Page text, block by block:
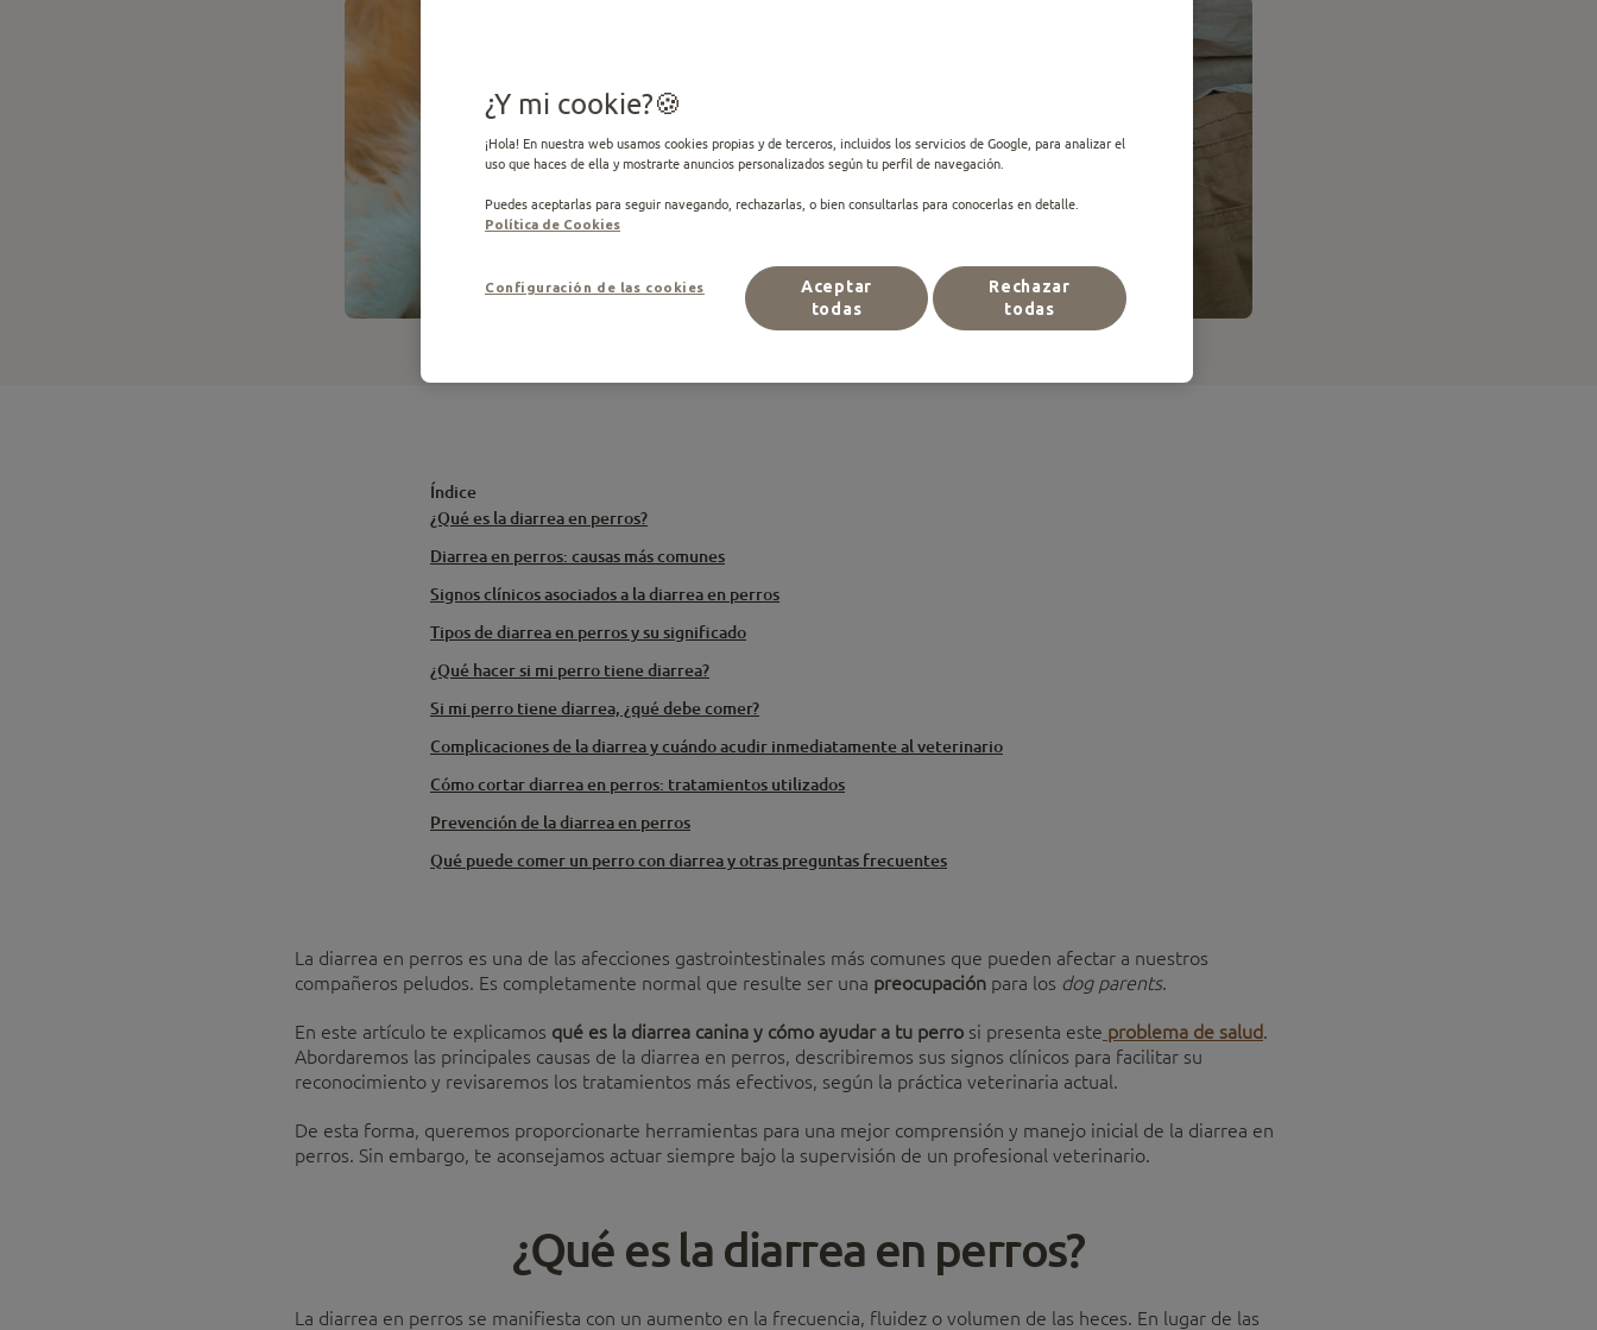
Índice
¿Qué es la diarrea en perros?
Diarrea en perros: causas más comunes
Signos clínicos asociados a la diarrea en perros
Tipos de diarrea en perros y su significado
¿Qué hacer si mi perro tiene diarrea?
Si mi perro tiene diarrea, ¿qué debe comer?
Complicaciones de la diarrea y cuándo acudir inmediatamente al veterinario
Cómo cortar diarrea en perros: tratamientos utilizados
Prevención de la diarrea en perros
Qué puede comer un perro con diarrea y otras preguntas frecuentes
La diarrea en perros es una de las afecciones gastrointestinales más comunes que pueden afectar a nuestros
compañeros peludos. Es completamente normal que resulte ser una preocupación para los dog parents.
En este artículo te explicamos qué es la diarrea canina y cómo ayudar a tu perro si presenta este problema de salud.
Abordaremos las principales causas de la diarrea en perros, describiremos sus signos clínicos para facilitar su
reconocimiento y revisaremos los tratamientos más efectivos, según la práctica veterinaria actual.
De esta forma, queremos proporcionarte herramientas para una mejor comprensión y manejo inicial de la diarrea en
perros. Sin embargo, te aconsejamos actuar siempre bajo la supervisión de un profesional veterinario.
¿Qué es la diarrea en perros?
La diarrea en perros se manifiesta con un aumento en la frecuencia, fluidez o volumen de las heces. En lugar de las
¿Y mi cookie?
¡Hola! En nuestra web usamos cookies propias y de terceros, incluidos los servicios de Google, para analizar el
uso que haces de ella y mostrarte anuncios personalizados según tu perfil de navegación.
Puedes aceptarlas para seguir navegando, rechazarlas, o bien consultarlas para conocerlas en detalle.
Política de Cookies
Configuración de las cookies
Rechazar
todas
Aceptar
todas